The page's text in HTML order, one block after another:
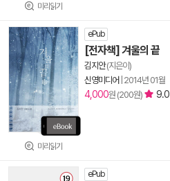
미리읽기
미리읽기
ePub
[전자책] 겨울의 끝
김지안(지은이)
신영미디어 2014년 01월
4,000원 (200원) 9.0
ePub